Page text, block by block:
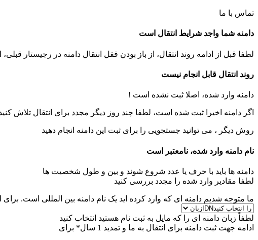
تماس با ما
دامنه شما واجد شرایط انتقال است
لطفا قبل از ادامه روند انتقال، از باز بودن قفل انتقال دامنه در رجیستار
روند انتقال قابل انجام نیست
دامنه وارد شده، اصلا ثبت نشده است !
اگر دامنه اخیرا ثبت شده است، لطفا چند روز دیگر مجدد برای انتقال تلاش
روش دیگر ، می توانید جستجویی را برای ثبت این دامنه انجام دهید
نام دامنه وارد شده، نامعتبر است
دامنه ها باید با حرف یا عدد شروع شوند و بین و طول شخصیت ها
لطفا مقادیر وارد شده را مجدد بررسی کنید
ما متوجه شدیم دامنه ای که وارد کرده اید یک نام دامنه بین المللی است. برای
لطفاً زبان دامنه ای را که مایل به ثبت نام هستید انتخاب کنید
ادامه جهت ثبت دامنه برای انتقال به ما و تمدید 1 سال* برای